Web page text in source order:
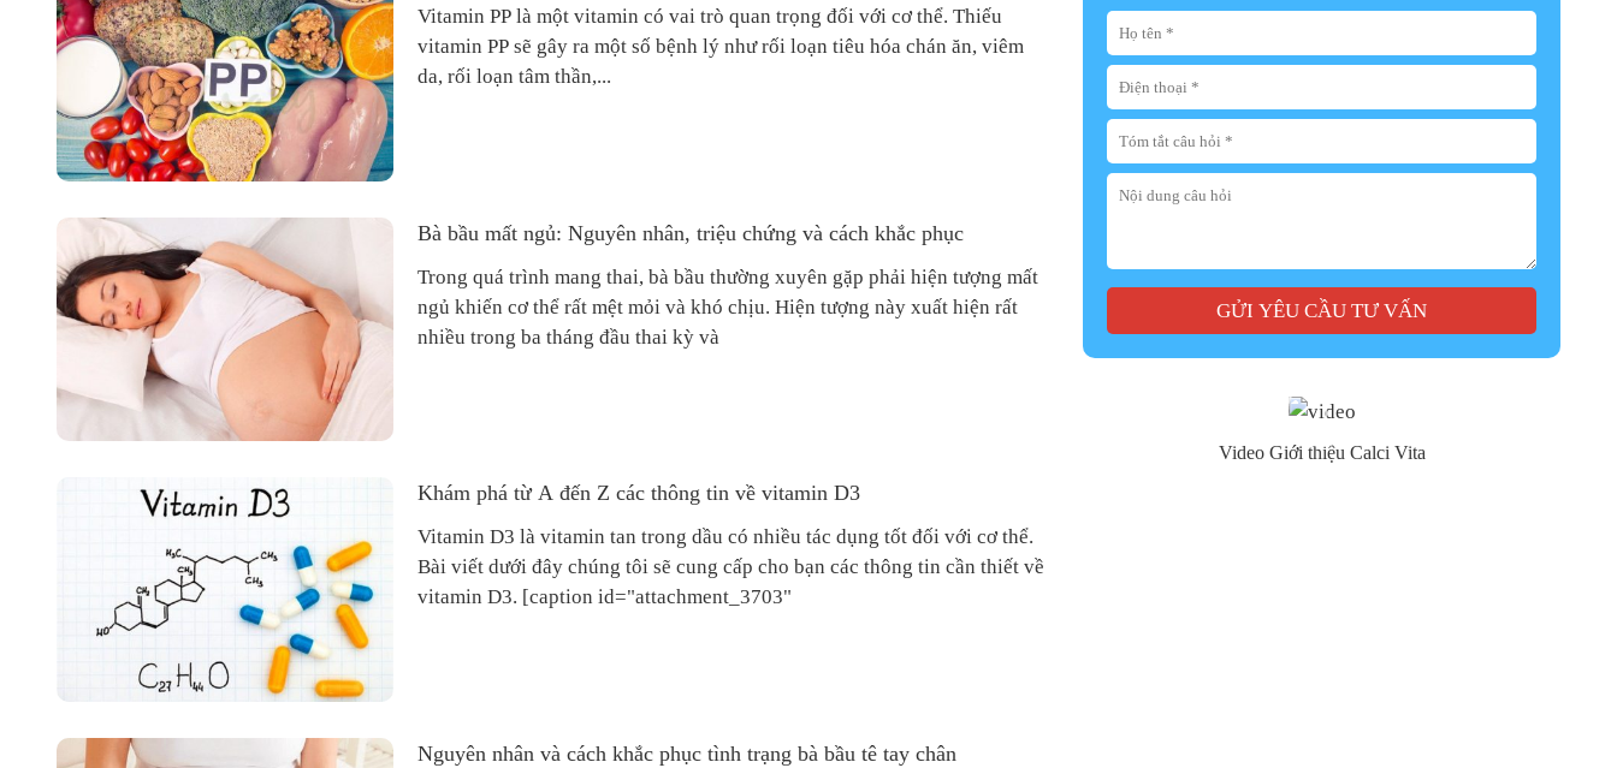
Vitamin PP là một vitamin có vai trò quan trọng đối với cơ thể. Thiếu
vitamin PP sẽ gây ra một số bệnh lý như rối loạn tiêu hóa chán ăn, viêm
da, rối loạn tâm thần,...
Bà bầu mất ngủ: Nguyên nhân, triệu chứng và cách khắc phục
Trong quá trình mang thai, bà bầu thường xuyên gặp phải hiện tượng mất
ngủ khiến cơ thể rất mệt mỏi và khó chịu. Hiện tượng này xuất hiện rất
nhiều trong ba tháng đầu thai kỳ và
Khám phá từ A đến Z các thông tin về vitamin D3
Vitamin D3 là vitamin tan trong dầu có nhiều tác dụng tốt đối với cơ thể.
Bài viết dưới đây chúng tôi sẽ cung cấp cho bạn các thông tin cần thiết về
vitamin D3. [caption id="attachment_3703"
Nguyên nhân và cách khắc phục tình trạng bà bầu tê tay chân
GỬI YÊU CẦU TƯ VẤN
Video Giới thiệu Calci Vita